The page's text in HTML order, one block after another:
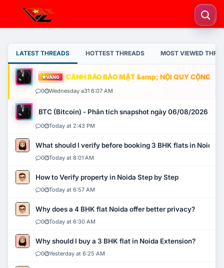
LATEST THREADS HOTTEST THREADS MOST VIEWED
VÀNG CẢNH BÁO BẢO MẬT &amp; NỘI QUY CỘNG
0 Wednesday a31 6:07 AM
BTC (Bitcoin) - Phân tích snapshot ngày 06/08/2026
0 Today at 2:43 PM
What should I verify before booking 3 BHK flats in Noida?
0 Today at 8:01 AM
How to Verify property in Noida Step by Step
0 Today at 6:57 AM
Why does a 4 BHK flat Noida offer better privacy?
0 Today at 6:30 AM
Why should I buy a 3 BHK flat in Noida Extension?
0 Yesterday at 6:25 AM